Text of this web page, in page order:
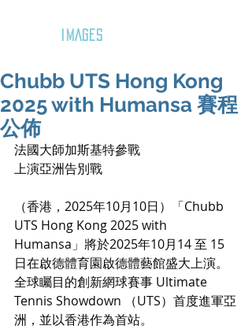
IMAGES
Chubb UTS Hong Kong
2025 with Humansa 賽程
公佈
法國大師加斯基特參戰
上演亞洲告別戰
（香港，2025年10月10日）「Chubb
UTS Hong Kong 2025 with
Humansa」將於2025年10月14 至 15
日在啟德體育園啟德體藝館盛大上演。
全球矚目的創新網球賽事 Ultimate
Tennis Showdown （UTS）首度進軍亞
洲，並以香港作為首站。